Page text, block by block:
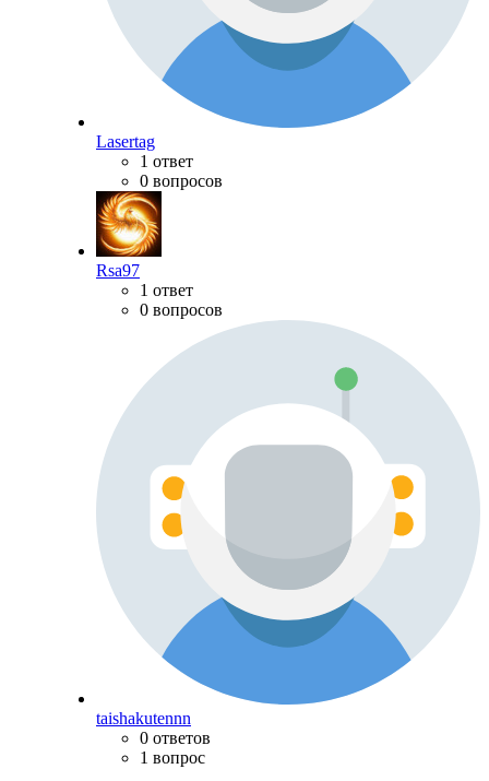
Lasertag
1 ответ
0 вопросов
Rsa97
1 ответ
0 вопросов
taishakutennn
0 ответов
1 вопрос